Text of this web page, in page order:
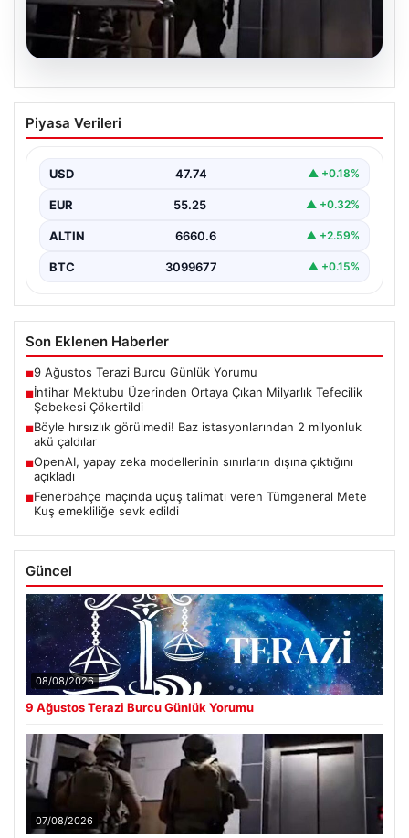
İntihar Mektubu Üzerinden Ortaya
Çıkan Milyarlık Tefecilik Şebekesi
Elazığ'da, tefecilere olan borçlarını belirten bir intihar
büyük çaplı…
Piyasa Verileri
USD 47.74 ▲ +0.18%
EUR 55.25 ▲ +0.32%
ALTIN 6660.6 ▲ +2.59%
BTC 3099677 ▲ +0.15%
Son Eklenen Haberler
■9 Ağustos Terazi Burcu Günlük Yorumu
■İntihar Mektubu Üzerinden Ortaya Çıkan Milyarlık Tefecilik
Şebekesi Çökertildi
■Böyle hırsızlık görülmedi! Baz istasyonlarından 2 milyonluk
akü çaldılar
■OpenAI, yapay zeka modellerinin sınırların dışına çıktığını
açıkladı
■Fenerbahçe maçında uçuş talimatı veren Tümgeneral Mete
Kuş emekliliğe sevk edildi
Güncel
08/08/2026
9 Ağustos Terazi Burcu Günlük Yorumu
07/08/2026